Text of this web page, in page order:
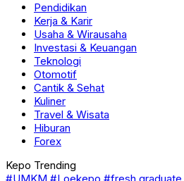
Pendidikan
Kerja & Karir
Usaha & Wirausaha
Investasi & Keuangan
Teknologi
Otomotif
Cantik & Sehat
Kuliner
Travel & Wisata
Hiburan
Forex
Kepo Trending